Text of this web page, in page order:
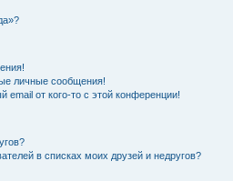
личные сообщения!
email от кого-то с этой конференции!
в списках моих друзей и недругов?